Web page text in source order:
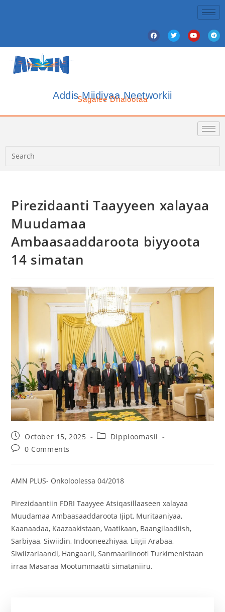
Addis Miidiyaa Neetworkii
Sagalee Dhalootaa
Pirezidaanti Taayyeen xalayaa
Muudamaa
Ambaasaaddaroota biyyoota
14 simatan
October 15, 2025
Dipploomasii
0 Comments
AMN PLUS- Onkoloolessa 04/2018
Pirezidaantiin FDRI Taayyee Atsiqasillaaseen xalayaa
Muudamaa Ambaasaaddaroota Ijipt, Muritaaniyaa,
Kaanaadaa, Kaazaakistaan, Vaatikaan, Baangilaadiish,
Sarbiyaa, Siwiidin, Indooneezhiyaa, Liigii Arabaa,
Siwiizarlaandi, Hangaarii, Sanmaariinoofi Turkimenistaan
irraa Masaraa Mootummaatti simataniiru.